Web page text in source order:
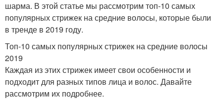
шарма. В этой статье мы рассмотрим топ-10 самых
популярных стрижек на средние волосы, которые были
в тренде в 2019 году.
Топ-10 самых популярных стрижек на средние волосы
2019
Каждая из этих стрижек имеет свои особенности и
подходит для разных типов лица и волос. Давайте
рассмотрим их подробнее.